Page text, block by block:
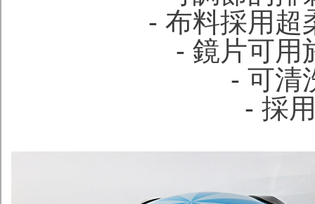
- 布料採用超
- 鏡片可用
- 可清
- 採